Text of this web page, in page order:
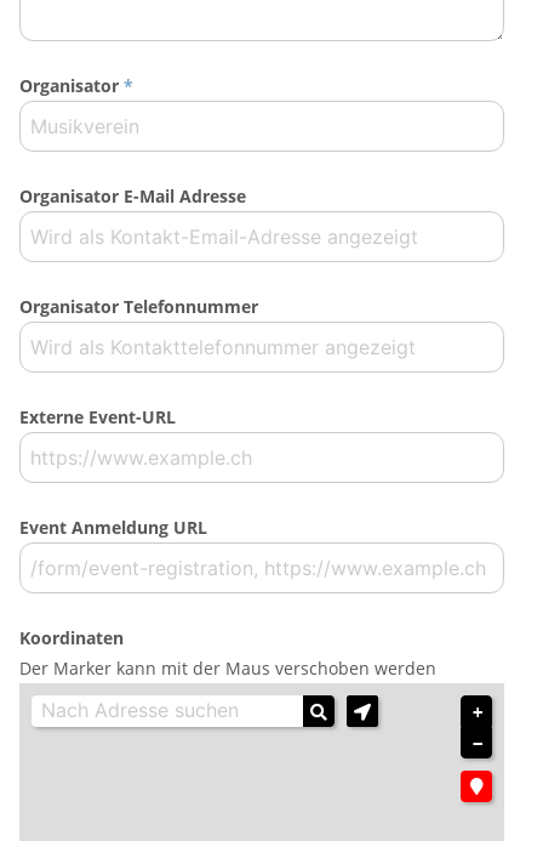
Organisator *
Organisator E-Mail Adresse
Organisator Telefonnummer
Externe Event-URL
Event Anmeldung URL
Koordinaten
Der Marker kann mit der Maus verschoben werden
+
−